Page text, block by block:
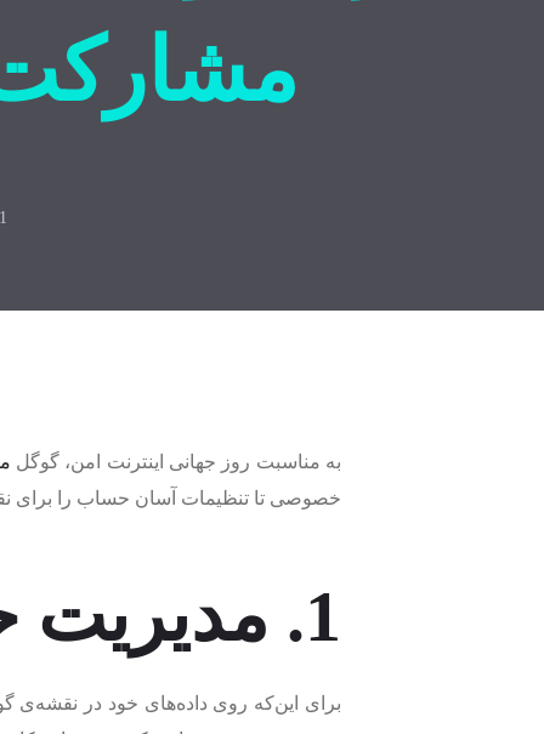
21
به مناسبت روز جهانی اینترنت امن، گوگل
خصوصی تا تنظیمات آسان حساب را برای
1. مدیریت حساب گوگل مپ
برای این‌که روی داده‌های خود در نقشه‌ی